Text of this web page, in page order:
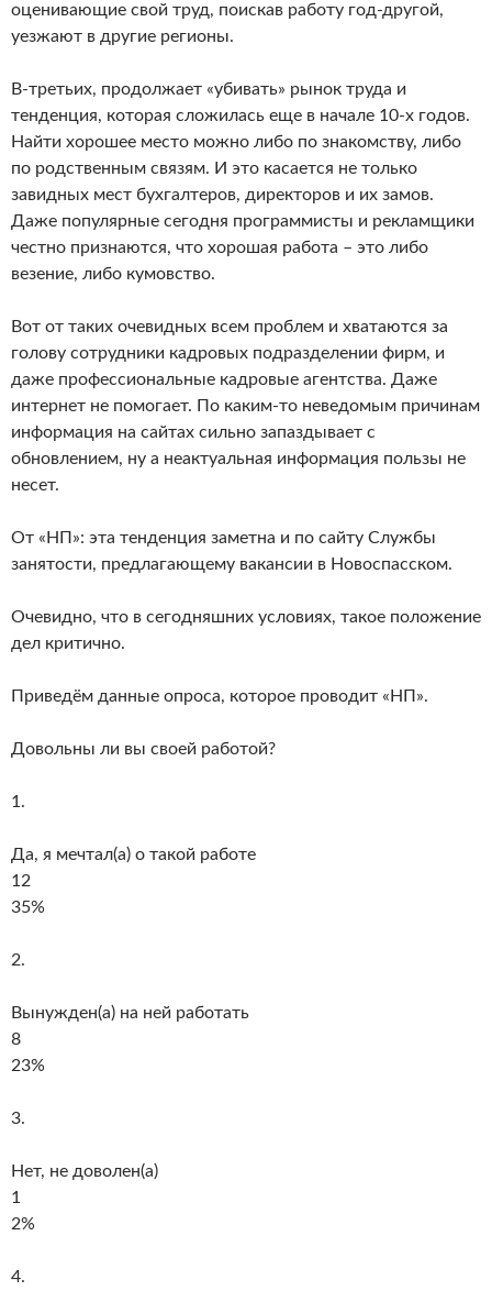
оценивающие свой труд, поискав работу год-другой,
уезжают в другие регионы.
В-третьих, продолжает «убивать» рынок труда и
тенденция, которая сложилась еще в начале 10-х годов.
Найти хорошее место можно либо по знакомству, либо
по родственным связям. И это касается не только
завидных мест бухгалтеров, директоров и их замов.
Даже популярные сегодня программисты и рекламщики
честно признаются, что хорошая работа – это либо
везение, либо кумовство.
Вот от таких очевидных всем проблем и хватаются за
голову сотрудники кадровых подразделении фирм, и
даже профессиональные кадровые агентства. Даже
интернет не помогает. По каким-то неведомым причинам
информация на сайтах сильно запаздывает с
обновлением, ну а неактуальная информация пользы не
несет.
От «НП»: эта тенденция заметна и по сайту Службы
занятости, предлагающему вакансии в Новоспасском.
Очевидно, что в сегодняшних условиях, такое положение
дел критично.
Приведём данные опроса, которое проводит «НП».
Довольны ли вы своей работой?
1.
Да, я мечтал(а) о такой работе
12
35%
2.
Вынужден(а) на ней работать
8
23%
3.
Нет, не доволен(а)
1
2%
4.